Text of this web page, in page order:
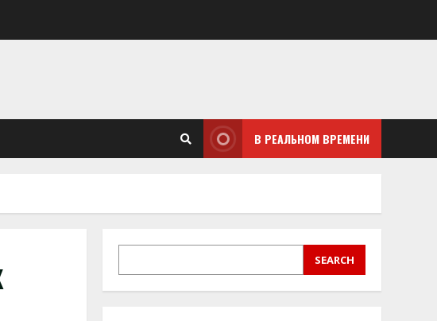
В РЕАЛЬНОМ ВРЕМЕНИ
SEARCH SEARCH